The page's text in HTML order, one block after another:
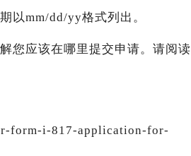
以mm/dd/yy格式列出。
您应该在哪里提交申请。请阅读
form-i-817-application-for-